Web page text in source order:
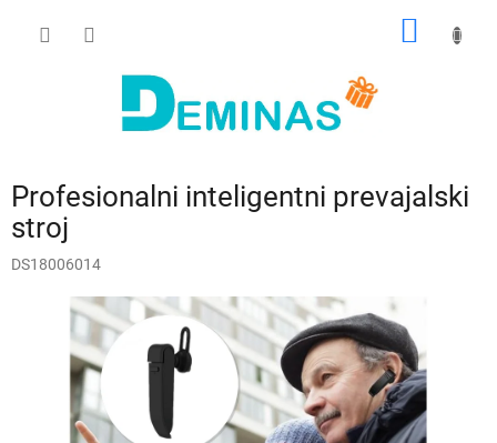
Profesionalni inteligentni prevajalski
stroj
DS18006014